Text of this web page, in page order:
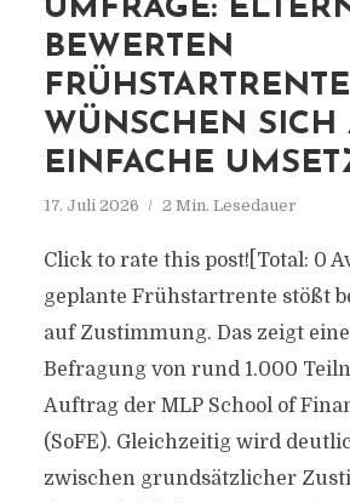
UMFRAGE:
BEWERTEN
WÜNSCHEN SICH
EINFACHE
17. Juli 2026 2 Min. Lesedauer
Click to rate this post![Total: 0
geplante Frühstartrente stößt
auf Zustimmung. Das zeigt
Befragung von rund 1.000
Auftrag der MLP School of
(SoFE). Gleichzeitig wird
zwischen grundsätzlicher